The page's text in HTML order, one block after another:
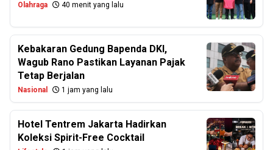
Olahraga 40 menit yang lalu
Kebakaran Gedung Bapenda DKI,
Wagub Rano Pastikan Layanan Pajak
Tetap Berjalan
Nasional 1 jam yang lalu
Hotel Tentrem Jakarta Hadirkan
Koleksi Spirit-Free Cocktail